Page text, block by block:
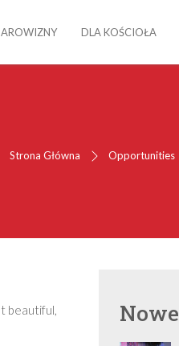
DLA KOŚCIOŁA
Strona Główna Opportunities
beautiful,
Nowe